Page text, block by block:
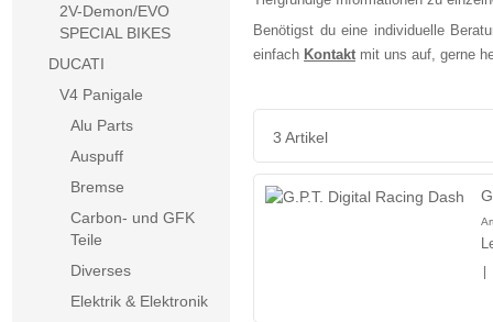
Benötigst du eine individuelle
einfach Kontakt mit uns auf, gerne
3 Artikel
2V-Demon/EVO
SPECIAL BIKES
DUCATI
V4 Panigale
Alu Parts
Auspuff
Bremse
Carbon- und GFK
Teile
Diverses
Elektrik & Elektronik